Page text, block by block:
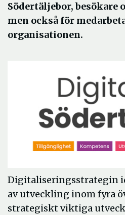
Södertäljebor, besökare
men också för
organisationen.
Digitaliseringsstrategin
av utveckling inom fyra
strategiskt viktiga